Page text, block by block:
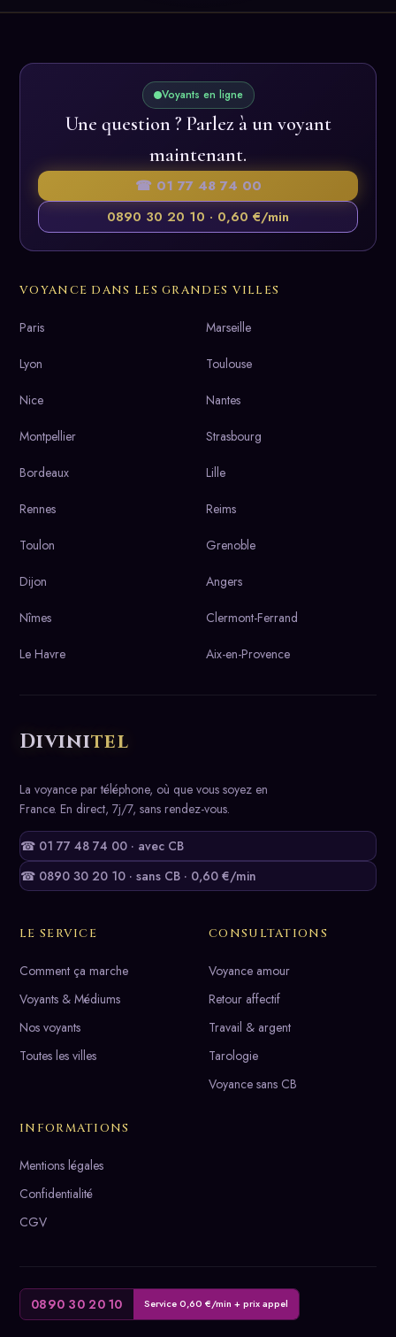
Voyants en ligne
Une question ? Parlez à un voyant
maintenant.
☎ 01 77 48 74 00
0890 30 20 10 · 0,60 €/min
VOYANCE DANS LES GRANDES VILLES
Paris Marseille
Lyon Toulouse
Nice Nantes
Montpellier Strasbourg
Bordeaux Lille
Rennes Reims
Toulon Grenoble
Dijon Angers
Nîmes Clermont-Ferrand
Le Havre Aix-en-Provence
Divinitel
La voyance par téléphone, où que vous soyez en
France. En direct, 7j/7, sans rendez-vous.
☎ 01 77 48 74 00 · avec CB
☎ 0890 30 20 10 · sans CB · 0,60 €/min
LE SERVICE
Comment ça marche
Voyants & Médiums
Nos voyants
Toutes les villes
CONSULTATIONS
Voyance amour
Retour affectif
Travail & argent
Tarologie
Voyance sans CB
INFORMATIONS
Mentions légales
Confidentialité
CGV
0890 30 20 10 Service 0,60 €/min + prix appel